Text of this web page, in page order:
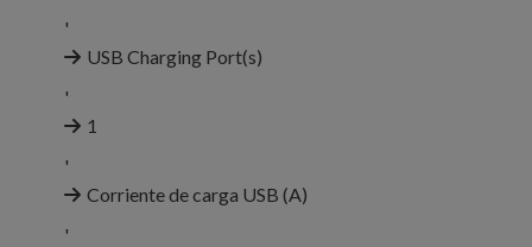
'
USB Charging Port(s)
'
1
'
Corriente de carga USB (A)
'